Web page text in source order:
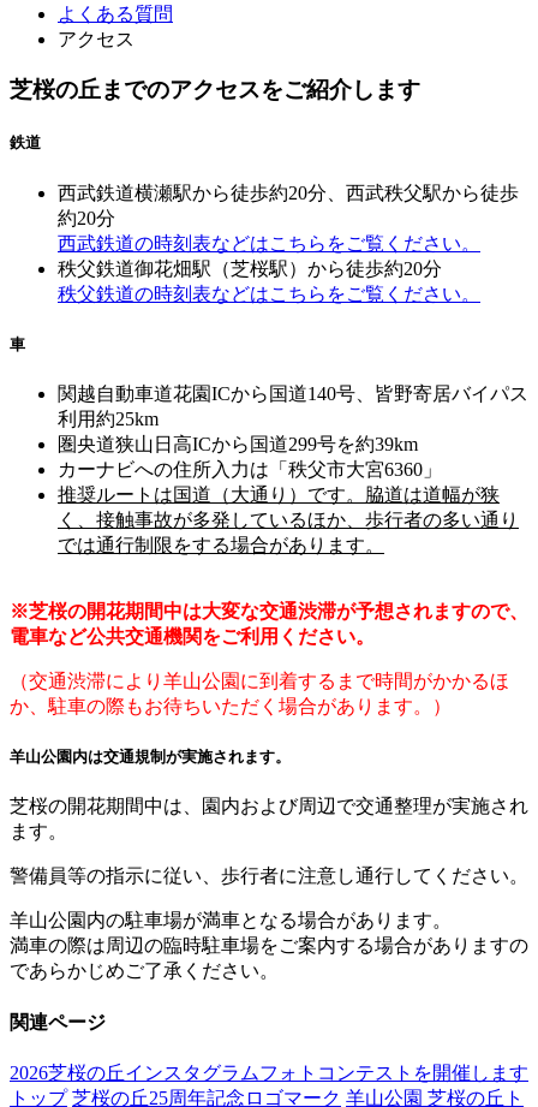
よくある質問
アクセス
芝桜の丘までのアクセスをご紹介します
鉄道
西武鉄道横瀬駅から徒歩約20分、西武秩父駅から徒歩
約20分
西武鉄道の時刻表などはこちらをご覧ください。
秩父鉄道御花畑駅（芝桜駅）から徒歩約20分
秩父鉄道の時刻表などはこちらをご覧ください。
車
関越自動車道花園ICから国道140号、皆野寄居バイパス
利用約25km
圏央道狭山日高ICから国道299号を約39km
カーナビへの住所入力は「秩父市大宮6360」
推奨ルートは国道（大通り）です。脇道は道幅が狭
く、接触事故が多発しているほか、歩行者の多い通り
では通行制限をする場合があります。
※芝桜の開花期間中は大変な交通渋滞が予想されますので、
電車など公共交通機関をご利用ください。
（交通渋滞により羊山公園に到着するまで時間がかかるほ
か、駐車の際もお待ちいただく場合があります。）
羊山公園内は交通規制が実施されます。
芝桜の開花期間中は、園内および周辺で交通整理が実施され
ます。
警備員等の指示に従い、歩行者に注意し通行してください。
羊山公園内の駐車場が満車となる場合があります。
満車の際は周辺の臨時駐車場をご案内する場合がありますの
であらかじめご了承ください。
関連ページ
2026芝桜の丘インスタグラムフォトコンテストを開催します
トップ 芝桜の丘25周年記念ロゴマーク 羊山公園 芝桜の丘ト